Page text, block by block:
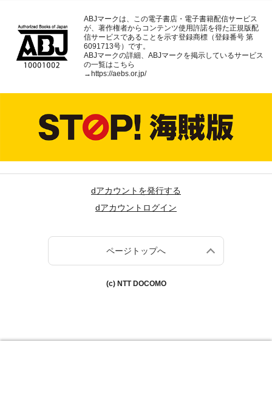
ABJマークは、この電子書店・電子書籍配信サービス
が、著作権者からコンテンツ使用許諾を得た正規版配
信サービスであることを示す登録商標（登録番号 第
6091713号）です。
ABJマークの詳細、ABJマークを掲示しているサービス
の一覧はこちら
→ https://aebs.or.jp/
dアカウントを発行する
dアカウントログイン
ページトップへ
(c) NTT DOCOMO